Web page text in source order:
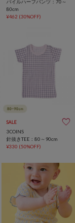
パイルハーフパンツ：70～
80cm
¥462 (30%OFF)
SALE
3COINS
針抜きTEE：80～90cm
¥330 (50%OFF)